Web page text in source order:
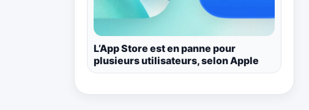
L’App Store est en panne pour
plusieurs utilisateurs, selon Apple